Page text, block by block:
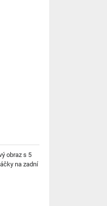
obraz s 5
na zadní